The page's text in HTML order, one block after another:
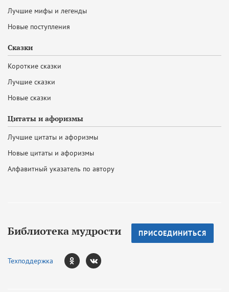
Лучшие мифы и легенды
Новые поступления
Сказки
Короткие сказки
Лучшие сказки
Новые сказки
Цитаты и афоризмы
Лучшие цитаты и афоризмы
Новые цитаты и афоризмы
Алфавитный указатель по автору
Библиотека мудрости ПРИСОЕДИНИТЬСЯ
Техподдержка